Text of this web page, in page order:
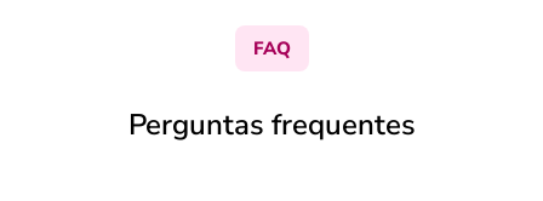
FAQ
Perguntas frequentes